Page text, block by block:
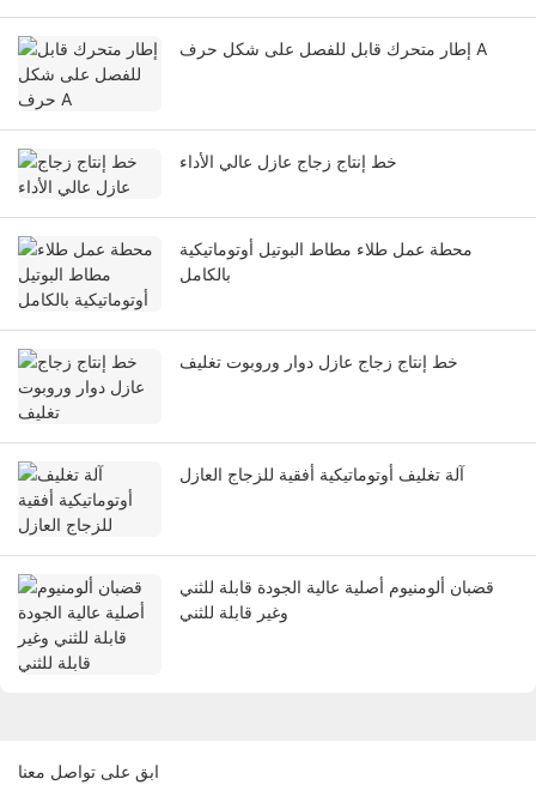
إطار متحرك قابل للفصل على شكل حرف A
خط إنتاج زجاج عازل عالي الأداء
محطة عمل طلاء مطاط البوتيل أوتوماتيكية
بالكامل
خط إنتاج زجاج عازل دوار وروبوت تغليف
آلة تغليف أوتوماتيكية أفقية للزجاج العازل
قضبان ألومنيوم أصلية عالية الجودة قابلة للثني
وغير قابلة للثني
ابق على تواصل معنا